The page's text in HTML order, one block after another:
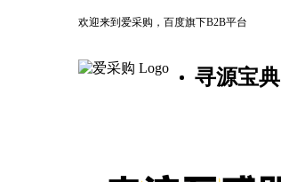
欢迎来到爱采购，百度旗下B2B平台
寻源宝典